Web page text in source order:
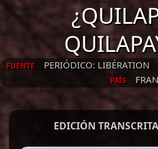
FUENTE PERIÓDICO: LIBÉRATION
PAÍS
EDICIÓN